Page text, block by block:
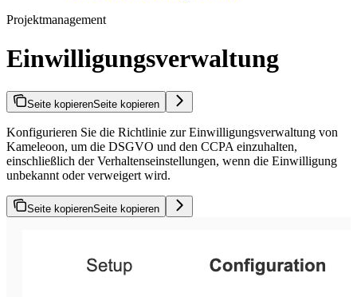
Projektmanagement
Einwilligungsverwaltung
Seite kopierenSeite kopieren
Konfigurieren Sie die Richtlinie zur Einwilligungsverwaltung von
Kameleoon, um die DSGVO und den CCPA einzuhalten,
einschließlich der Verhaltenseinstellungen, wenn die Einwilligung
unbekannt oder verweigert wird.
Seite kopierenSeite kopieren